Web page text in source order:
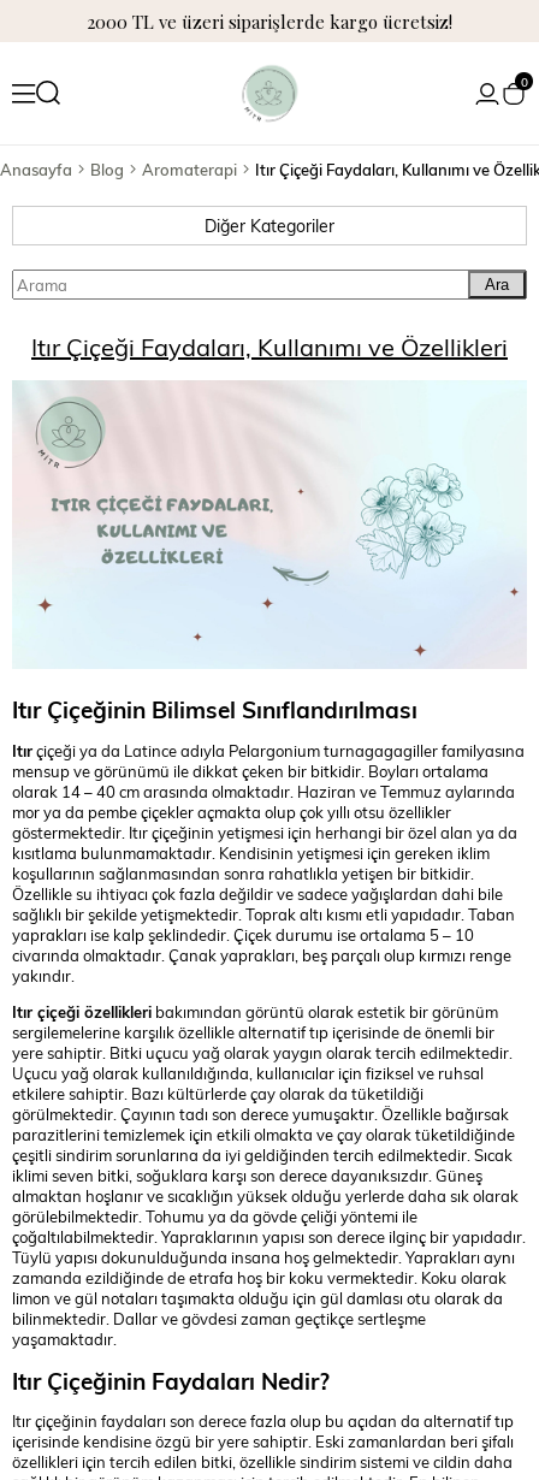
2000 TL ve üzeri siparişlerde kargo ücretsiz!
0
Anasayfa Blog Aromaterapi Itır Çiçeği Faydaları, Kullanımı ve
Diğer Kategoriler
Ara
Itır Çiçeği Faydaları, Kullanımı ve Özellikleri
Itır Çiçeğinin Bilimsel Sınıflandırılması
Itırçiçeği ya da Latince adıyla Pelargonium turnagagagiller familyasına
mensup ve görünümü ile dikkat çeken bir bitkidir. Boyları ortalama
olarak 14 – 40 cm arasında olmaktadır. Haziran ve Temmuz aylarında
mor ya da pembe çiçekler açmakta olup çok yıllı otsu özellikler
göstermektedir. Itır çiçeğinin yetişmesi için herhangi bir özel alan ya da
kısıtlama bulunmamaktadır. Kendisinin yetişmesi için gereken iklim
koşullarının sağlanmasından sonra rahatlıkla yetişen bir bitkidir.
Özellikle su ihtiyacı çok fazla değildir ve sadece yağışlardan dahi bile
sağlıklı bir şekilde yetişmektedir. Toprak altı kısmı etli yapıdadır. Taban
yaprakları ise kalp şeklindedir. Çiçek durumu ise ortalama 5 – 10
civarında olmaktadır. Çanak yaprakları, beş parçalı olup kırmızı renge
yakındır.
Itır çiçeği özellikleri bakımından görüntü olarak estetik bir görünüm
sergilemelerine karşılık özellikle alternatif tıp içerisinde de önemli bir
yere sahiptir. Bitki uçucu yağ olarak yaygın olarak tercih edilmektedir.
Uçucu yağ olarak kullanıldığında, kullanıcılar için fiziksel ve ruhsal
etkilere sahiptir. Bazı kültürlerde çay olarak da tüketildiği
görülmektedir. Çayının tadı son derece yumuşaktır. Özellikle bağırsak
parazitlerini temizlemek için etkili olmakta ve çay olarak tüketildiğinde
çeşitli sindirim sorunlarına da iyi geldiğinden tercih edilmektedir. Sıcak
iklimi seven bitki, soğuklara karşı son derece dayanıksızdır. Güneş
almaktan hoşlanır ve sıcaklığın yüksek olduğu yerlerde daha sık olarak
görülebilmektedir. Tohumu ya da gövde çeliği yöntemi ile
çoğaltılabilmektedir. Yapraklarının yapısı son derece ilginç bir yapıdadır.
Tüylü yapısı dokunulduğunda insana hoş gelmektedir. Yaprakları aynı
zamanda ezildiğinde de etrafa hoş bir koku vermektedir. Koku olarak
limon ve gül notaları taşımakta olduğu için gül damlası otu olarak da
bilinmektedir. Dallar ve gövdesi zaman geçtikçe sertleşme
yaşamaktadır.
Itır Çiçeğinin Faydaları Nedir?
Itır çiçeğinin faydaları son derece fazla olup bu açıdan da alternatif tıp
içerisinde kendisine özgü bir yere sahiptir. Eski zamanlardan beri şifalı
özellikleri için tercih edilen bitki, özellikle sindirim sistemi ve cildin daha